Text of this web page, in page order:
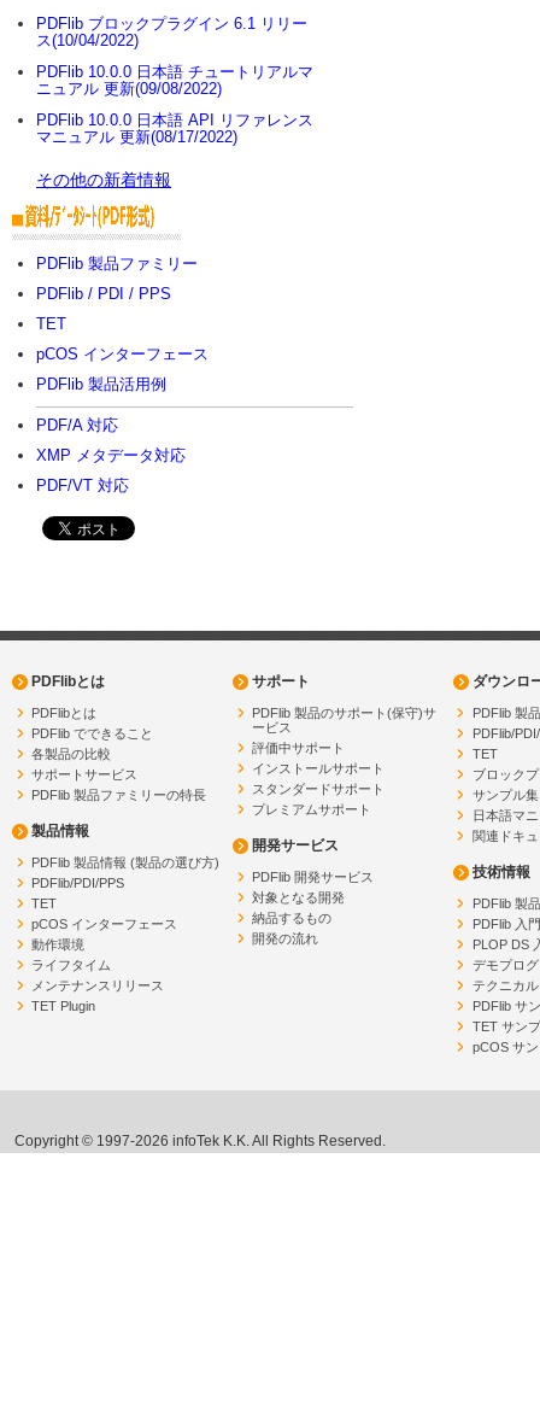
PDFlib ブロックプラグイン 6.1 リリー
ス(10/04/2022)
PDFlib 10.0.0 日本語 チュートリアルマ
ニュアル 更新(09/08/2022)
PDFlib 10.0.0 日本語 API リファレンス
マニュアル 更新(08/17/2022)
その他の新着情報
PDFlib 製品ファミリー
PDFlib / PDI / PPS
TET
pCOS インターフェース
PDFlib 製品活用例
PDF/A 対応
XMP メタデータ対応
PDF/VT 対応
PDFlibとは
PDFlibとは
PDFlib でできること
各製品の比較
サポートサービス
PDFlib 製品ファミリーの特長
製品情報
PDFlib 製品情報 (製品の選び方)
PDFlib/PDI/PPS
TET
pCOS インターフェース
動作環境
ライフタイム
メンテナンスリリース
TET Plugin
サポート
PDFlib 製品のサポート(保守)サ
ービス
評価中サポート
インストールサポート
スタンダードサポート
プレミアムサポート
開発サービス
PDFlib 開発サービス
対象となる開発
納品するもの
開発の流れ
ダウンロ
PDFlib 製
PDFlib/
TET
ブロック
サンプル集
日本語マ
関連ドキ
技術情報
PDFlib 製
PDFlib 入門
PLOP DS
デモプロ
テクニカ
PDFlib サ
TET サン
pCOS サ
Copyright © 1997-2026 infoTek K.K. All Rights Reserved.